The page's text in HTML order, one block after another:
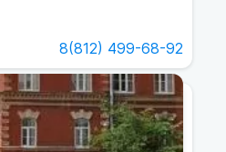
8(812) 499-68-92